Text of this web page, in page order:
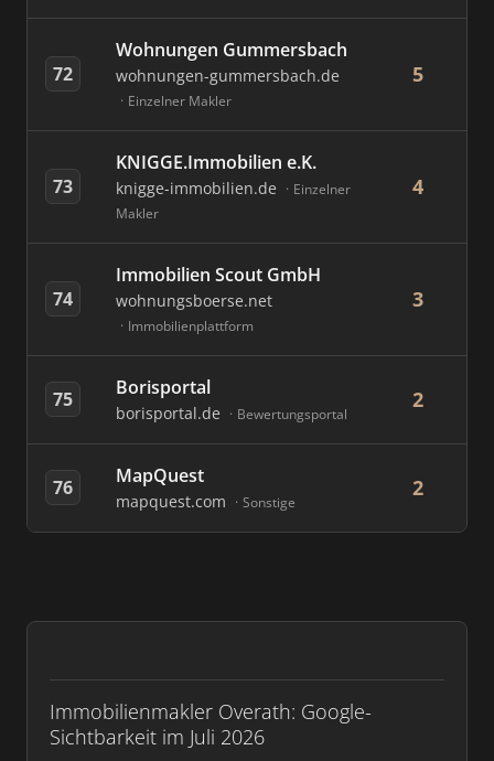
Immobilienmakler Overath: Google-
Sichtbarkeit im Juli 2026
72
Wohnungen Gummersbach
wohnungen-gummersbach.de
Einzelner Makler
5
73
KNIGGE.Immobilien e.K.
knigge-immobilien.de
Einzelner
Makler
4
74
Immobilien Scout GmbH
wohnungsboerse.net
Immobilienplattform
3
75 Borisportal
borisportal.de Bewertungsportal
2
76 MapQuest
mapquest.com Sonstige
2